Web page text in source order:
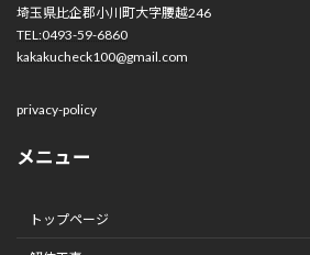
埼玉県比企郡小川町大字腰越246
TEL:0493-59-6860
kakakucheck100@gmail.com
privacy-policy
メニュー
トップページ